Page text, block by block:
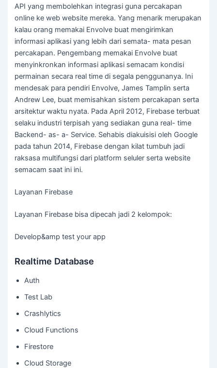
API yang membolehkan integrasi guna percakapan
online ke web website mereka. Yang menarik merupakan
kalau orang memakai Envolve buat mengirimkan
informasi aplikasi yang lebih dari semata- mata pesan
percakapan. Pengembang memakai Envolve buat
menyinkronkan informasi aplikasi semacam kondisi
permainan secara real time di segala penggunanya. Ini
mendesak para pendiri Envolve, James Tamplin serta
Andrew Lee, buat memisahkan sistem percakapan serta
arsitektur waktu nyata. Pada April 2012, Firebase terbuat
selaku industri terpisah yang sediakan guna real- time
Backend- as- a- Service. Sehabis diakuisisi oleh Google
pada tahun 2014, Firebase dengan kilat tumbuh jadi
raksasa multifungsi dari platform seluler serta website
semacam saat ini ini.
Layanan Firebase
Layanan Firebase bisa dipecah jadi 2 kelompok:
Develop&amp test your app
Realtime Database
Auth
Test Lab
Crashlytics
Cloud Functions
Firestore
Cloud Storage